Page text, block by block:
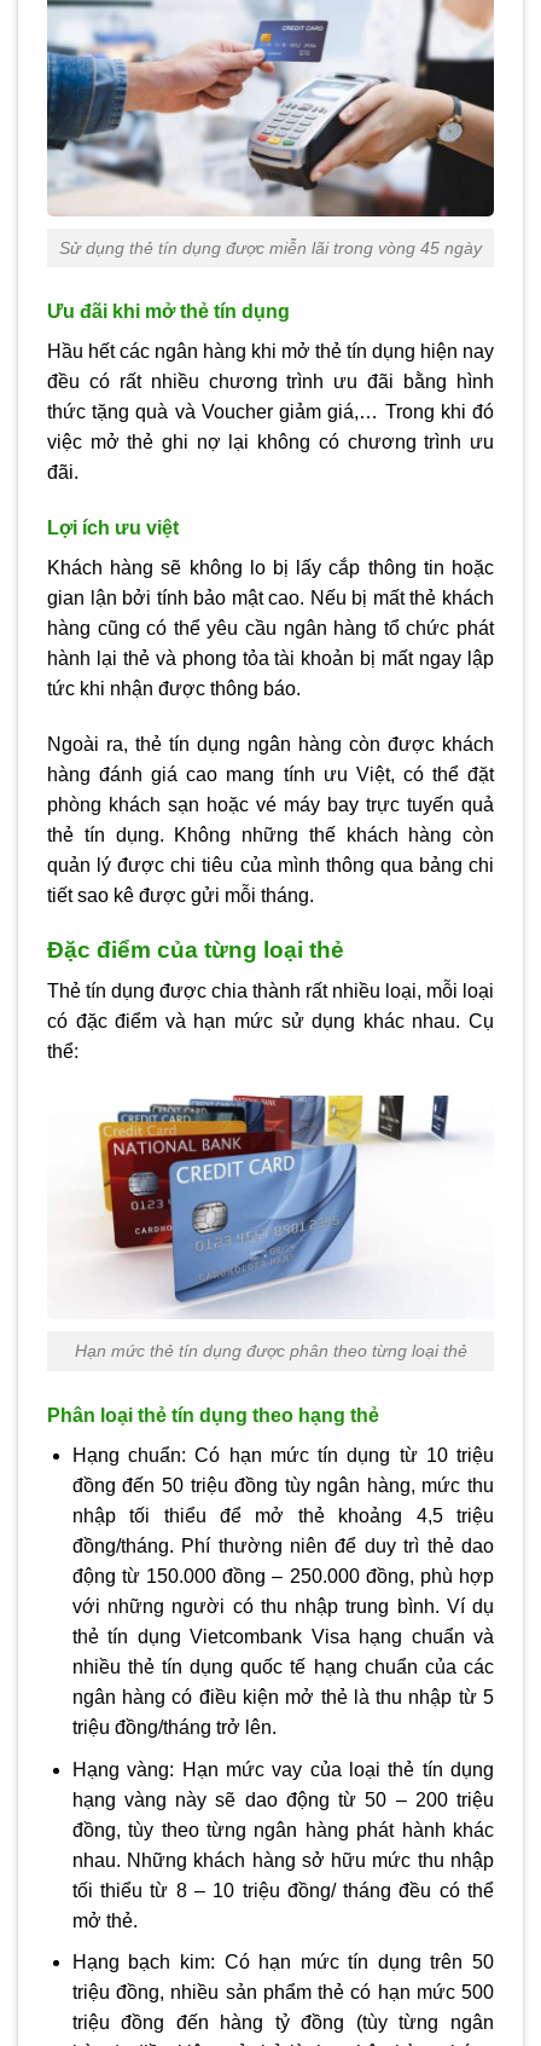
Sử dụng thẻ tín dụng được miễn lãi trong vòng 45 ngày
Ưu đãi khi mở thẻ tín dụng
Hầu hết các ngân hàng khi mở thẻ tín dụng hiện nay
đều có rất nhiều chương trình ưu đãi bằng hình
thức tặng quà và Voucher giảm giá,… Trong khi đó
việc mở thẻ ghi nợ lại không có chương trình ưu
đãi.
Lợi ích ưu việt
Khách hàng sẽ không lo bị lấy cắp thông tin hoặc
gian lận bởi tính bảo mật cao. Nếu bị mất thẻ khách
hàng cũng có thể yêu cầu ngân hàng tổ chức phát
hành lại thẻ và phong tỏa tài khoản bị mất ngay lập
tức khi nhận được thông báo.
Ngoài ra, thẻ tín dụng ngân hàng còn được khách
hàng đánh giá cao mang tính ưu Việt, có thể đặt
phòng khách sạn hoặc vé máy bay trực tuyến quả
thẻ tín dụng. Không những thế khách hàng còn
quản lý được chi tiêu của mình thông qua bảng chi
tiết sao kê được gửi mỗi tháng.
Đặc điểm của từng loại thẻ
Thẻ tín dụng được chia thành rất nhiều loại, mỗi loại
có đặc điểm và hạn mức sử dụng khác nhau. Cụ
thể:
Hạn mức thẻ tín dụng được phân theo từng loại thẻ
Phân loại thẻ tín dụng theo hạng thẻ
Hạng chuẩn: Có hạn mức tín dụng từ 10 triệu
đồng đến 50 triệu đồng tùy ngân hàng, mức thu
nhập tối thiểu để mở thẻ khoảng 4,5 triệu
đồng/tháng. Phí thường niên để duy trì thẻ dao
động từ 150.000 đồng – 250.000 đồng, phù hợp
với những người có thu nhập trung bình. Ví dụ
thẻ tín dụng Vietcombank Visa hạng chuẩn và
nhiều thẻ tín dụng quốc tế hạng chuẩn của các
ngân hàng có điều kiện mở thẻ là thu nhập từ 5
triệu đồng/tháng trở lên.
Hạng vàng: Hạn mức vay của loại thẻ tín dụng
hạng vàng này sẽ dao động từ 50 – 200 triệu
đồng, tùy theo từng ngân hàng phát hành khác
nhau. Những khách hàng sở hữu mức thu nhập
tối thiểu từ 8 – 10 triệu đồng/ tháng đều có thể
mở thẻ.
Hạng bạch kim: Có hạn mức tín dụng trên 50
triệu đồng, nhiều sản phẩm thẻ có hạn mức 500
triệu đồng đến hàng tỷ đồng (tùy từng ngân